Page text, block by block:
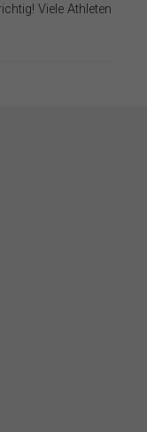
Viele Athleten